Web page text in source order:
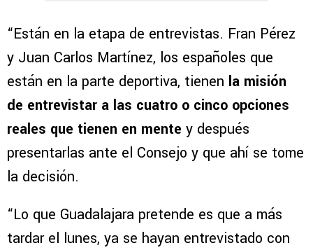
“Están en la etapa de entrevistas. Fran Pérez
y Juan Carlos Martínez, los españoles que
están en la parte deportiva, tienen la misión
de entrevistar a las cuatro o cinco opciones
reales que tienen en mente y después
presentarlas ante el Consejo y que ahí se tome
la decisión.
“Lo que Guadalajara pretende es que a más
tardar el lunes, ya se hayan entrevistado con